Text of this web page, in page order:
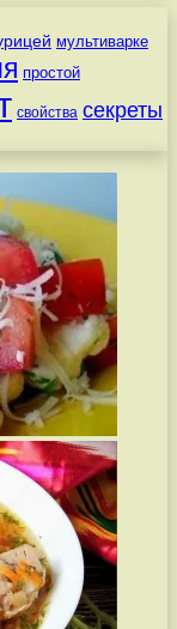
мультиварке
простой
свойства секреты